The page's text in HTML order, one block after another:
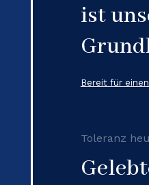
ist
Bereit für
Toleranz